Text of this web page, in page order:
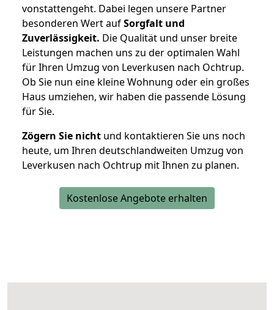
vonstattengeht. Dabei legen unsere Partner
besonderen Wert aufSorgfalt und
Zuverlässigkeit. Die Qualität und unser breite
Leistungen machen uns zu der optimalen Wahl
für Ihren Umzug von Leverkusen nach Ochtrup.
Ob Sie nun eine kleine Wohnung oder ein großes
Haus umziehen, wir haben die passende Lösung
für Sie.
Zögern Sie nicht und kontaktieren Sie uns noch
heute, um Ihren deutschlandweiten Umzug von
Leverkusen nach Ochtrup mit Ihnen zu planen.
Kostenlose Angebote erhalten